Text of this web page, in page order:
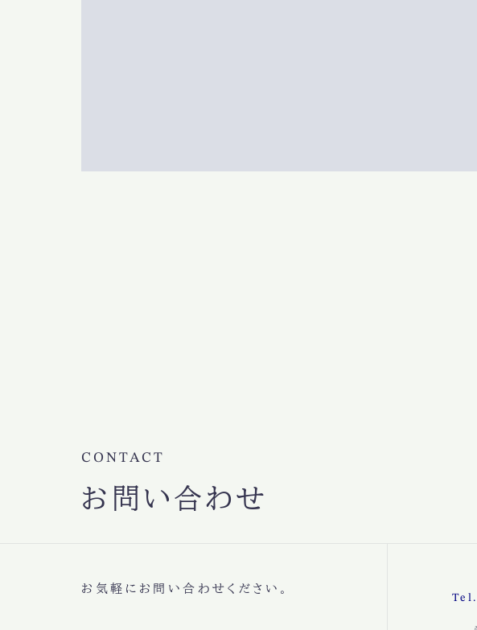
CONTACT
お問い合わせ
お気軽にお問い合わせください。